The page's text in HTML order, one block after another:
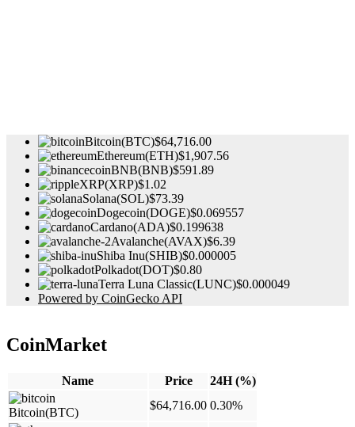
Bitcoin(BTC)$64,716.00
Ethereum(ETH)$1,907.56
BNB(BNB)$591.89
XRP(XRP)$1.02
Solana(SOL)$73.39
Dogecoin(DOGE)$0.069557
Cardano(ADA)$0.199638
Avalanche(AVAX)$6.39
Shiba Inu(SHIB)$0.000005
Polkadot(DOT)$0.80
Terra Luna Classic(LUNC)$0.000049
Powered by CoinGecko API
CoinMarket
Name Price 24H (%)
Bitcoin(BTC)
$64,716.00 0.30%